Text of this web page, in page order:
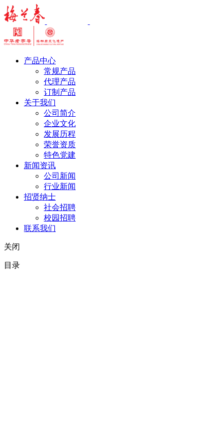
产品中心
常规产品
代理产品
订制产品
关于我们
公司简介
企业文化
发展历程
荣誉资质
特色党建
新闻资讯
公司新闻
行业新闻
招贤纳士
社会招聘
校园招聘
联系我们
关闭
目录